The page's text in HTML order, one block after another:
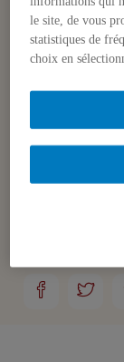
– Pour
de
–
–
le site, de vous
statistiques de
choix en